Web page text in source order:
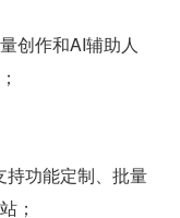
创作和AI辅助人
持功能定制、批量
；